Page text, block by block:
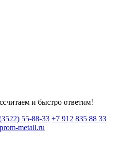
и быстро ответим!
55-88-33 +7 912 835 88 33
metall.ru